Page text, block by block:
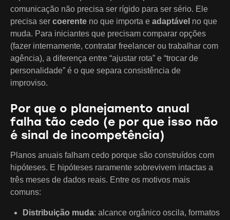
comunicação não precisa ser rígido para ser sério. Ele
precisa ser coerente no que importa e adaptável no que
muda. Para iniciantes que precisam comparar opções
(fazer internamente, contratar freelancer ou trabalhar com
agência), a diferença entre “ajustar rota” e “trocar de
personalidade” é o que separa consistência de
improviso.
Por que o planejamento anual
falha tão cedo (e por que isso não
é sinal de incompetência)
Planos anuais falham cedo porque são construídos com
hipóteses. E hipóteses raramente sobrevivem intactas a
três meses de dados reais. Entre os motivos mais
comuns:
Distribuição muda: alcance orgânico oscila, formatos